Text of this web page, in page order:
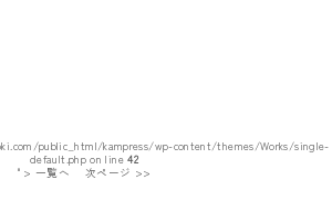
public_html/kampress/wp-content/themes/Works/single-
default.php on line42
" > 一覧へ
次ページ >>